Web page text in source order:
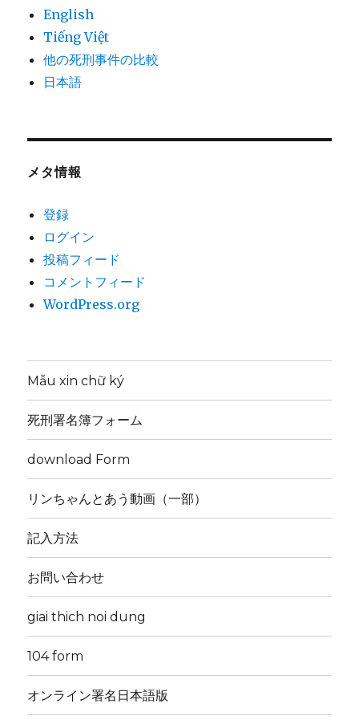
English
Tiếng Việt
他の死刑事件の比較
日本語
メタ情報
登録
ログイン
投稿フィード
コメントフィード
WordPress.org
Mẫu xin chữ ký
死刑署名簿フォーム
download Form
リンちゃんとあう動画（一部）
記入方法
お問い合わせ
giai thich noi dung
104 form
オンライン署名日本語版